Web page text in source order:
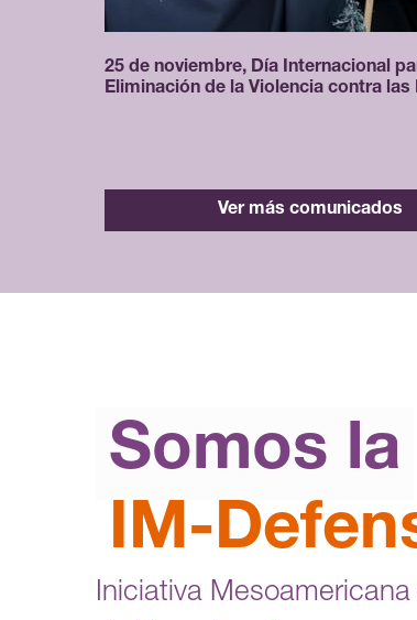
25 de noviembre, Día Internacional
Eliminación de la Violencia contra las
Ver más comunicados
Somos la
IM-
Iniciativa